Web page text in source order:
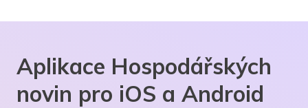
Aplikace Hospodářských
novin pro iOS a Android